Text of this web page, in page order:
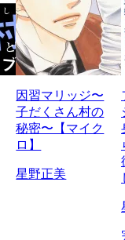
因習マリッジ〜
子だくさん村の
秘密〜【マイク
ロ】
星野正美